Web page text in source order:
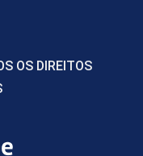
OS DIREITOS